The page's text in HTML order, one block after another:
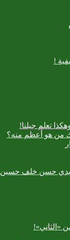
!
تعلم جيلنا!
من هو أعظم منه؟
حسن خلف حسين
«الثاني»!